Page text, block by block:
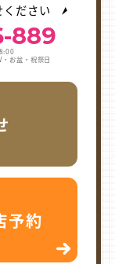
ださい
889
お盆・祝祭日
予約